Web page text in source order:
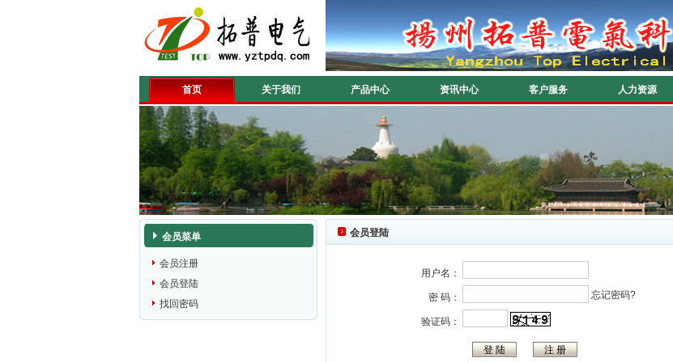
首页 关于我们 产品中心 资讯中心 客户服务 人力资源
会员菜单
会员注册
会员登陆
找回密码
会员登陆
用户名：
密 码： 忘记密码?
验证码：